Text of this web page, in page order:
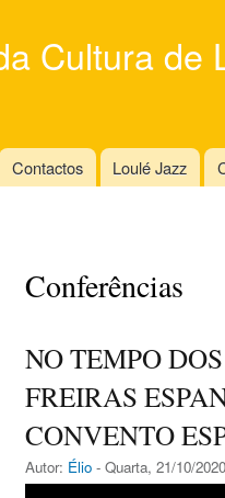
Cultura de
Contactos Loulé Jazz
Conferências
NO TEMPO
FREIRAS
CONVENTO
Autor: Élio - Quarta, 21/10/